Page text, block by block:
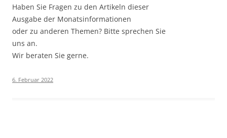
Haben Sie Fragen zu den Artikeln dieser
Ausgabe der Monatsinformationen
oder zu anderen Themen? Bitte sprechen Sie
uns an.
Wir beraten Sie gerne.
6. Februar 2022